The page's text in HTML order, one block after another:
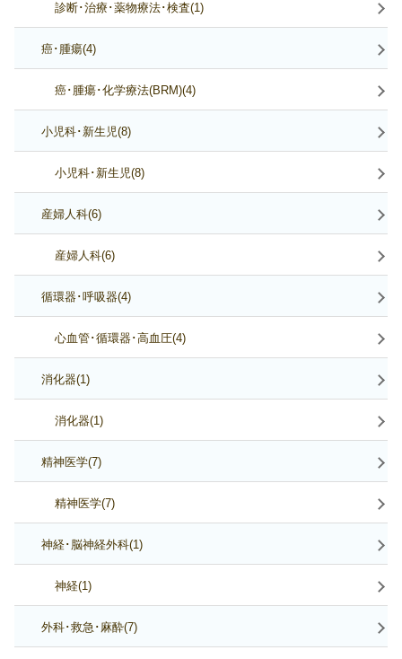
診断･治療･薬物療法･検査(1)
癌･腫瘍(4)
癌･腫瘍･化学療法(BRM)(4)
小児科･新生児(8)
小児科･新生児(8)
産婦人科(6)
産婦人科(6)
循環器･呼吸器(4)
心血管･循環器･高血圧(4)
消化器(1)
消化器(1)
精神医学(7)
精神医学(7)
神経･脳神経外科(1)
神経(1)
外科･救急･麻酔(7)